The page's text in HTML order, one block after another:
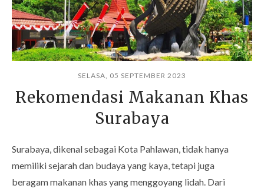
SELASA, 05 SEPTEMBER 2023
Rekomendasi Makanan Khas
Surabaya
Surabaya, dikenal sebagai Kota Pahlawan, tidak hanya
memiliki sejarah dan budaya yang kaya, tetapi juga
beragam makanan khas yang menggoyang lidah. Dari